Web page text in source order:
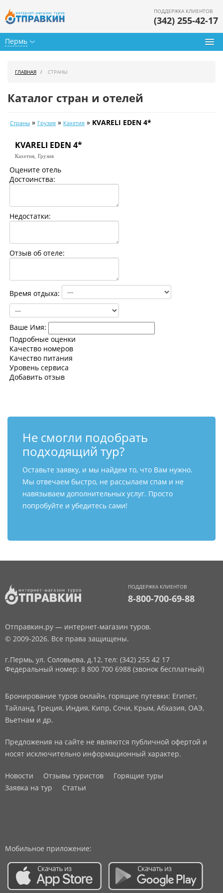
Пермь
ПОДДЕРЖКА КЛИЕНТОВ
(342) 255-42-17
Календарь туров
Цены дня
Страны
ГЛАВНАЯ СТРАНЫ
Каталог стран и отелей
Страны » Грузия » Кахетия » KVARELI EDEN 4*
KVARELI EDEN 4*
Кахетия, Грузия
Оцените отель
Достоинства:
Недостатки:
Отзыв об отеле:
Время отдыха:
Ваше Имя:
Подробные оценки
Качество номеров
Качество питания
Уровень сервиса
Добавить отзыв
Не смогли подобрать
подходящий тур?
Оставьте заявку, и мы найдем то, что Вам нужно.
Мы отвечаем быстро, не рассылаем спам и не
навязываем дополнительных услуг. Просто
попробуйте и убедитесь сами!
ПОДДЕРЖКА КЛИЕНТОВ
8-800-700-69-88
Отправкин.ру — интернет-магазин туров.
© 2009-2026. Все права защищены.
г.Пермь, ул. Соловьева, д.12, тел: (342) 255 42 17
Федеральный номер: 8 800 700 6988 (звонок бесплатный)
Бронирование туров онлайн, горящие путевки: Египет,
Тайланд, Греция, Индия, Кипр, Сочи, Крым, Абхазия, ОАЭ,
Вьетнам и др.
Предложения на сайте не являются публичной офертой и
носят исключительно информационный характер.
Новости Отзывы туристов
Горящие туры
Заявка на тур
Статьи
Мобильное приложение: